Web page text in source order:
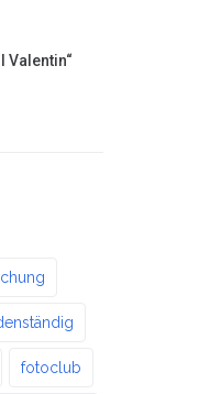
Valentin“
fotoclub